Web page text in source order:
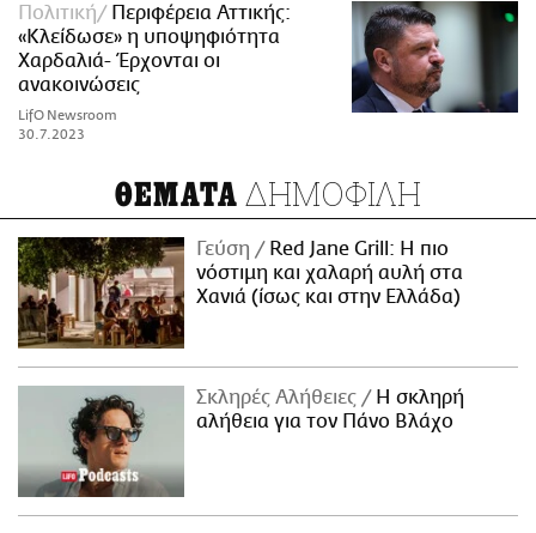
Πολιτική
Περιφέρεια Αττικής:
«Κλείδωσε» η υποψηφιότητα
Χαρδαλιά- Έρχονται οι
ανακοινώσεις
LifO Newsroom
30.7.2023
ΘΕΜΑΤΑ ΔΗΜΟΦΙΛΗ
Γεύση
Red Jane Grill: Η πιο
νόστιμη και χαλαρή αυλή στα
Χανιά (ίσως και στην Ελλάδα)
Σκληρές Αλήθειες
H σκληρή
αλήθεια για τον Πάνο Βλάχο